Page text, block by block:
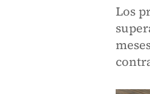
Los